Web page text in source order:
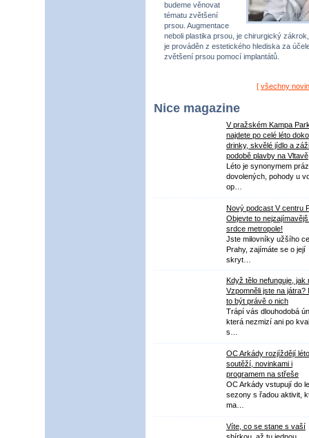
budeme věnovat
tématu zvětšení
prsou. Augmentace
neboli plastika prsou, je chirurgický
je prováděn z estetického hlediska za
zvětšení prsou pomocí implantátů.
[ všechny
Nice magazine
V pražském Kampa
najdete po celé léto
drinky, skvělé jídlo a
podobě plavby na Vltavě
Léto je synonymem
dovolených, pohody u
op…
Nový podcast V centru
Objevte to
srdce metropole!
Jste milovníky užšího
Prahy, zajímáte se o její
skryt…
Když tělo nefunguje, jak
Vzpomněli jste na játra?
to být právě o nich
Trápí vás dlouhodobá
která nezmizí ani po
s…
OC Arkády rozjíždějí léto
soutěží, novinkami i
programem na střeše
OC Arkády vstupují do
sezony s řadou aktivit,
ma…
Víte, co se stane s vaší
sbírkou, až tu jednou